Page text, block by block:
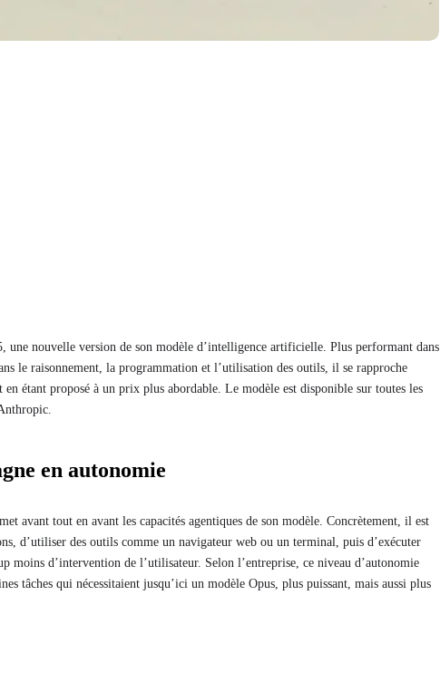
une nouvelle version de son modèle d’intelligence artificielle. Plus performant dans
le raisonnement, la programmation et l’utilisation des outils, il se rapproche
en étant proposé à un prix plus abordable. Le modèle est disponible sur toutes les
en autonomie
avant tout en avant les capacités agentiques de son modèle. Concrètement, il est
d’utiliser des outils comme un navigateur web ou un terminal, puis d’exécuter
moins d’intervention de l’utilisateur. Selon l’entreprise, ce niveau d’autonomie
tâches qui nécessitaient jusqu’ici un modèle Opus, plus puissant, mais aussi plus